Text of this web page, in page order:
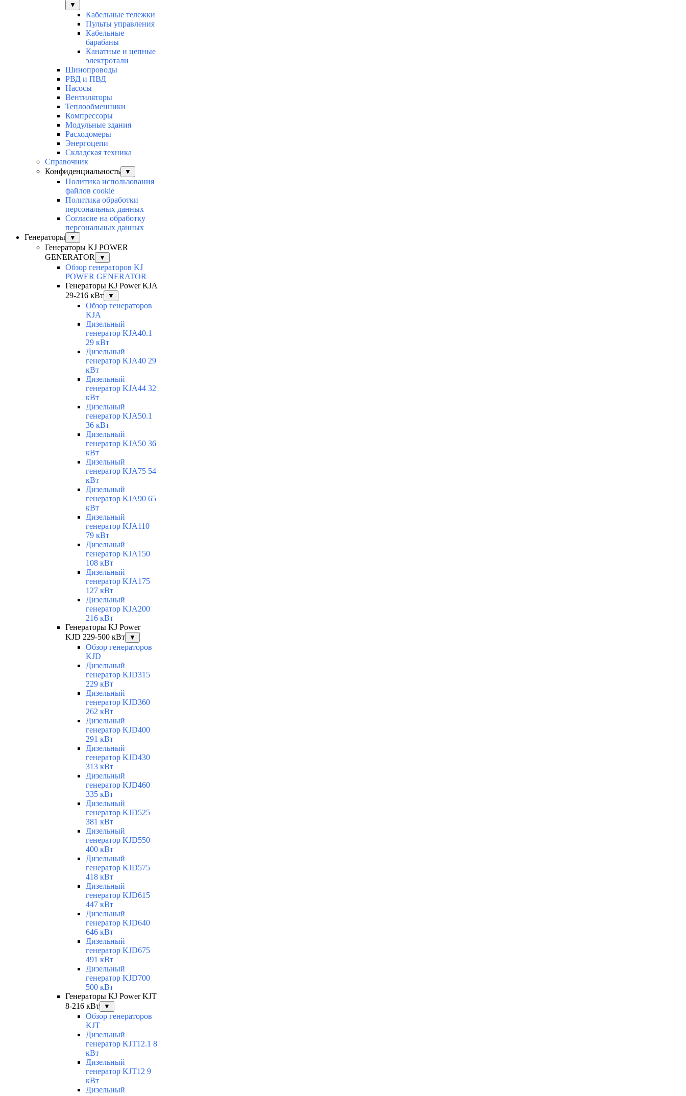
▼
Кабельные тележки
Пульты управления
Кабельные
барабаны
Канатные и цепные
электротали
Шинопроводы
РВД и ПВД
Насосы
Вентиляторы
Теплообменники
Компрессоры
Модульные здания
Расходомеры
Энергоцепи
Складская техника
Справочник
Конфиденциальность
▼
Политика использования
файлов cookie
Политика обработки
персональных данных
Согласие на обработку
персональных данных
Генераторы
▼
Генераторы KJ POWER
GENERATOR
▼
Обзор генераторов KJ
POWER GENERATOR
Генераторы KJ Power KJA
29-216 кВт
▼
Обзор генераторов
KJA
Дизельный
генератор KJA40.1
29 кВт
Дизельный
генератор KJA40 29
кВт
Дизельный
генератор KJA44 32
кВт
Дизельный
генератор KJA50.1
36 кВт
Дизельный
генератор KJA50 36
кВт
Дизельный
генератор KJA75 54
кВт
Дизельный
генератор KJA90 65
кВт
Дизельный
генератор KJA110
79 кВт
Дизельный
генератор KJA150
108 кВт
Дизельный
генератор KJA175
127 кВт
Дизельный
генератор KJA200
216 кВт
Генераторы KJ Power
KJD 229-500 кВт
▼
Обзор генераторов
KJD
Дизельный
генератор KJD315
229 кВт
Дизельный
генератор KJD360
262 кВт
Дизельный
генератор KJD400
291 кВт
Дизельный
генератор KJD430
313 кВт
Дизельный
генератор KJD460
335 кВт
Дизельный
генератор KJD525
381 кВт
Дизельный
генератор KJD550
400 кВт
Дизельный
генератор KJD575
418 кВт
Дизельный
генератор KJD615
447 кВт
Дизельный
генератор KJD640
646 кВт
Дизельный
генератор KJD675
491 кВт
Дизельный
генератор KJD700
500 кВт
Генераторы KJ Power KJT
8-216 кВт
▼
Обзор генераторов
KJT
Дизельный
генератор KJT12.1 8
кВт
Дизельный
генератор KJT12 9
кВт
Дизельный